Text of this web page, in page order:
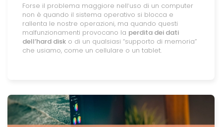
Forse il problema maggiore nellʼuso di un computer
non è quando il sistema operativo si blocca e
rallenta le nostre operazioni, ma quando questi
malfunzionamenti provocano la perdita dei dati
dellʼhard disk o di un qualsiasi “supporto di memoria”
che usiamo, come un cellulare o un tablet.